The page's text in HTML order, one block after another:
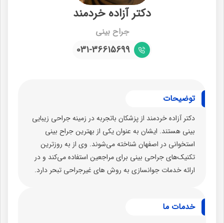
دکتر آزاده خردمند
جراح بینی
031-36615699
توضیحات
دکتر آزاده خردمند از پزشکان باتجربه در زمینه جراحی زیبایی
بینی هستند. ایشان به عنوان یکی از بهترین جراح بینی
استخوانی در اصفهان شناخته می‌شوند. وی از به روزترین
تکنیک‌های جراحی بینی برای مراجعین استفاده می‌کند و در
ارائه خدمات جوانسازی به روش های غیرجراحی تبحر دارد.
خدمات ما